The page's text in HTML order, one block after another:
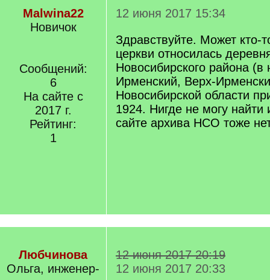
Malwina22
Новичок
Сообщений:
6
На сайте с
2017 г.
Рейтинг:
1
12 июня 2017 15:34
Здравствуйте. Может кто-
церкви относилась
Новосибирского района (в
Ирменский, Верх-
Новосибирской области
1924. Нигде не могу
сайте архива НСО тоже
Любчинова
Ольга, инженер-
12 июня 2017 20:19
12 июня 2017 20:33